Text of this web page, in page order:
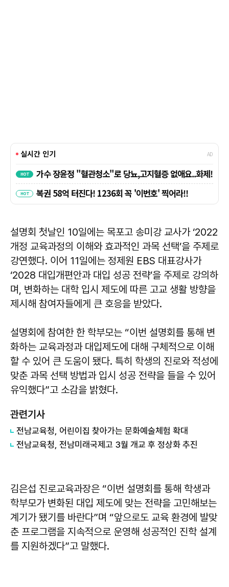
설명회 첫날인 10일에는 목포고 송미강 교사가 ‘2022
개정 교육과정의 이해와 효과적인 과목 선택’을 주제로
강연했다. 이어 11일에는 정제원 EBS 대표강사가
‘2028 대입개편안과 대입 성공 전략’을 주제로 강의하
며, 변화하는 대학 입시 제도에 따른 고교 생활 방향을
제시해 참여자들에게 큰 호응을 받았다.
설명회에 참여한 한 학부모는 “이번 설명회를 통해 변
화하는 교육과정과 대입제도에 대해 구체적으로 이해
할 수 있어 큰 도움이 됐다. 특히 학생의 진로와 적성에
맞춘 과목 선택 방법과 입시 성공 전략을 들을 수 있어
유익했다”고 소감을 밝혔다.
관련기사
전남교육청, 어린이집 찾아가는 문화예술체험 확대
전남교육청, 전남미래국제고 3월 개교 후 정상화 추진
김은섭 진로교육과장은 “이번 설명회를 통해 학생과
학부모가 변화된 대입 제도에 맞는 전략을 고민해보는
계기가 됐기를 바란다”며 “앞으로도 교육 환경에 발맞
춘 프로그램을 지속적으로 운영해 성공적인 진학 설계
를 지원하겠다”고 말했다.